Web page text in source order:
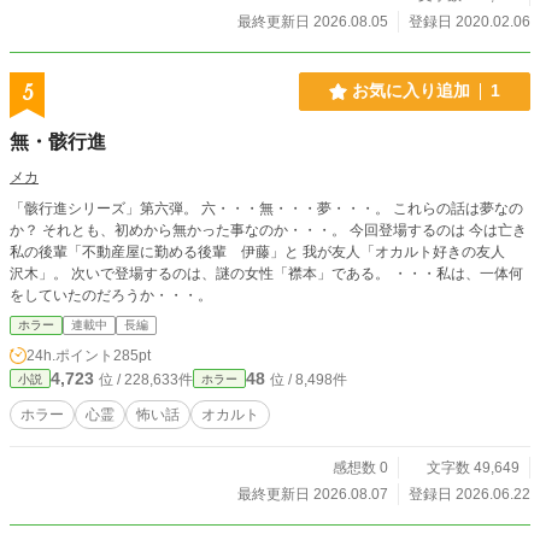
最終更新日 2026.08.05
登録日 2020.02.06
5 お気に入り追加 1
無・骸行進
メカ
「骸行進シリーズ」第六弾。 六・・・無・・・夢・・・。 これらの話は夢なの
か？ それとも、初めから無かった事なのか・・・。 今回登場するのは 今は亡き
私の後輩「不動産屋に勤める後輩 伊藤」と 我が友人「オカルト好きの友人
沢木」。 次いで登場するのは、謎の女性「襟本」である。 ・・・私は、一体何
をしていたのだろうか・・・。
ホラー 連載中 長編
24h.ポイント 285pt
小説 4,723 位 / 228,633件 ホラー 48 位 / 8,498件
ホラー 心霊 怖い話 オカルト
感想数 0
文字数 49,649
最終更新日 2026.08.07
登録日 2026.06.22